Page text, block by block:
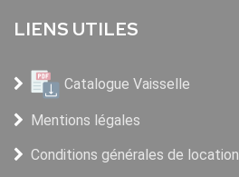
LIENS UTILES
Catalogue Vaisselle
Mentions légales
Conditions générales de location